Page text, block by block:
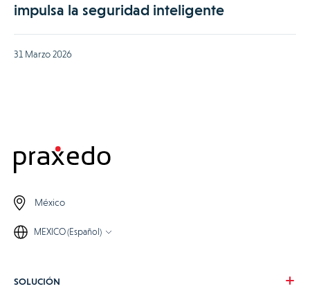
impulsa la seguridad inteligente
31 Marzo 2026
México
MEXICO (Español)
SOLUCIÓN